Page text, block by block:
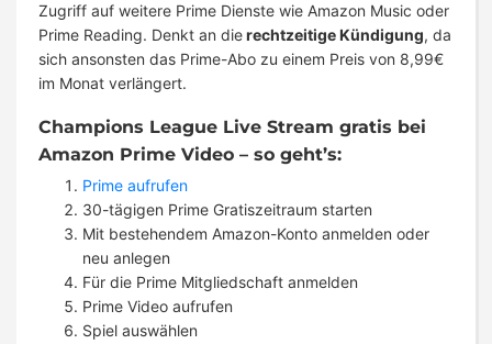
Zugriff auf weitere Prime Dienste wie Amazon Music oder
Prime Reading. Denkt an dierechtzeitige Kündigung, da
sich ansonsten das Prime-Abo zu einem Preis von 8,99€
im Monat verlängert.
Champions League Live Stream gratis bei
Amazon Prime Video – so geht’s:
Prime aufrufen
30-tägigen Prime Gratiszeitraum starten
Mit bestehendem Amazon-Konto anmelden oder
neu anlegen
Für die Prime Mitgliedschaft anmelden
Prime Video aufrufen
Spiel auswählen